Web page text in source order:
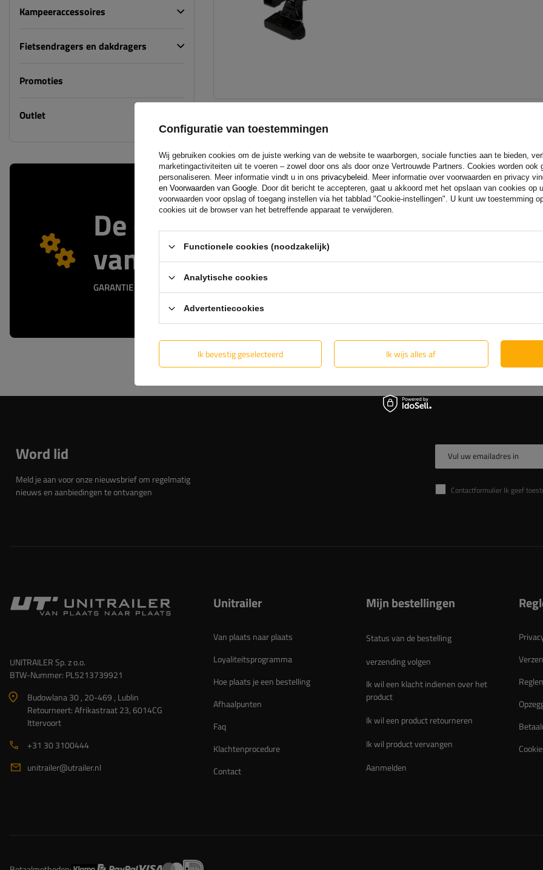
Kampeeraccessoires
Fietsendragers en dakdragers
Promoties
Outlet
De officiële webshop
van de fabrikant
GARANTIE OP KWALITEIT EN AUTHENTICITEIT
Als u bijUNITRAILERkoopt,
bent er 100% zeker van dat
Wij ontwerpen en bouwen onze
technische ondersteuning en
voor beproefde oplossingen van
Lees meer over ons
Word lid
Meld je aan voor onze nieuwsbrief om regelmatig
nieuws en aanbiedingen te ontvangen
Vul uw emailadres in
Contactformulier Ik geef toestemming voor de
UNITRAILER Sp. z o.o.
BTW-Nummer: PL5213739921
Budowlana 30 , 20-469 , Lublin
Retourneert: Afrikastraat 23, 6014CG
Ittervoort
+31 30 3100444
unitrailer@utrailer.nl
Unitrailer
Van plaats naar plaats
Loyaliteitsprogramma
Hoe plaats je een bestelling
Afhaalpunten
Faq
Klachtenprocedure
Contact
Mijn bestellingen
Status van de bestelling
verzending volgen
Ik wil een klacht indienen over het
product
Ik wil een product retourneren
Ik wil product vervangen
Aanmelden
Configuratie van toestemmingen
Wij gebruiken cookies om de juiste werking van de website te waarborgen, sociale functies aan te bieden,
marketingactiviteiten uit te voeren – zowel door ons als door onze Vertrouwde Partners. Cookies worden ook
personaliseren. Meer informatie vindt u in ons privacybeleid. Meer informatie over voorwaarden en privacy
en Voorwaarden van Google. Door dit bericht te accepteren, gaat u akkoord met het opslaan van cookies op
voorwaarden voor opslag of toegang instellen via het tabblad "Cookie-instellingen". U kunt uw toestemming
cookies uit de browser van het betreffende apparaat te verwijderen.
Functionele cookies (noodzakelijk)
Analytische cookies
Advertentiecookies
Ik bevestig geselecteerd Ik wijs alles af